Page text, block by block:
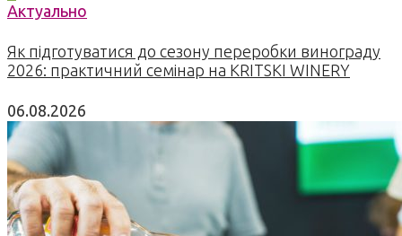
Актуально
Як підготуватися до сезону переробки винограду
2026: практичний семінар на KRITSKI WINERY
06.08.2026